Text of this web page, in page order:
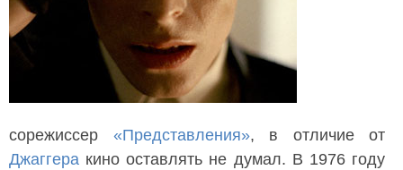
сорежиссер «Представления», в отличие от
Джаггера кино оставлять не думал. В 1976 году